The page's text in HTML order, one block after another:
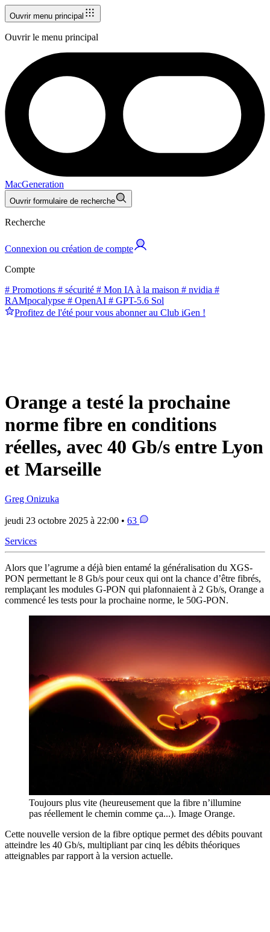
Ouvrir menu principal
Ouvrir le menu principal
MacGeneration
Ouvrir formulaire de recherche
Recherche
Connexion ou création de compte
Compte
# Promotions # sécurité # Mon IA à la maison # nvidia #
RAMpocalypse # OpenAI # GPT-5.6 Sol
Profitez de l'été pour vous abonner au Club iGen !
Orange a testé la prochaine
norme fibre en conditions
réelles, avec 40 Gb/s entre Lyon
et Marseille
Greg Onizuka
jeudi 23 octobre 2025 à 22:00 • 63
Services
Alors que l’agrume a déjà bien entamé la généralisation du XGS-
PON permettant le 8 Gb/s pour ceux qui ont la chance d’être fibrés,
remplaçant les modules G-PON qui plafonnaient à 2 Gb/s, Orange a
commencé les tests pour la prochaine norme, le 50G-PON.
Toujours plus vite (heureusement que la fibre n’illumine
pas réellement le chemin comme ça...). Image Orange.
Cette nouvelle version de la fibre optique permet des débits pouvant
atteindre les 40 Gb/s, multipliant par cinq les débits théoriques
atteignables par rapport à la version actuelle.